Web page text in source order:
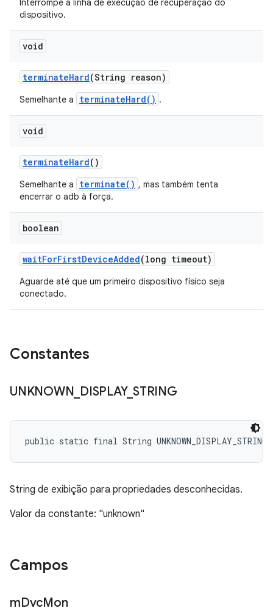
Interrompe a linha de execução de recuperação do
dispositivo.
void
terminateHard(String reason)
Semelhante a terminateHard() .
void
terminateHard()
Semelhante a terminate() , mas também tenta
encerrar o adb à força.
boolean
waitForFirstDeviceAdded(long timeout)
Aguarde até que um primeiro dispositivo físico seja
conectado.
Constantes
UNKNOWN DISPLAY_ STRING
public static final String UNKNOWN_DISPLAY_STRING
String de exibição para propriedades desconhecidas.
Valor da constante: "unknown"
Campos
mDvcMon